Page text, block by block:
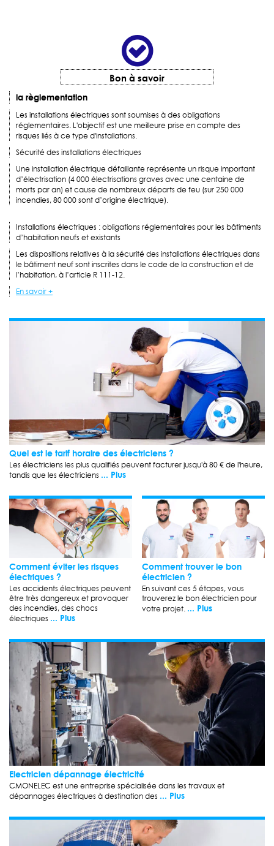
Bon à savoir
la règlementation
Les installations électriques sont soumises à des obligations
réglementaires. L'objectif est une meilleure prise en compte des
risques liés à ce type d'installations.
Sécurité des installations électriques
Une installation électrique défaillante représente un risque important
d’électrisation (4 000 électrisations graves avec une centaine de
morts par an) et cause de nombreux départs de feu (sur 250 000
incendies, 80 000 sont d’origine électrique).
Installations électriques : obligations réglementaires pour les bâtiments
d’habitation neufs et existants
Les dispositions relatives à la sécurité des installations électriques dans
le bâtiment neuf sont inscrites dans le code de la construction et de
l’habitation, à l’article R 111-12.
En savoir +
Quel est le tarif horaire des électriciens ?
Les électriciens les plus qualifiés peuvent facturer jusqu'à 80 € de l'heure,
tandis que les électriciens ... Plus
Comment éviter les risques
électriques ?
Les accidents électriques peuvent
être très dangereux et provoquer
des incendies, des chocs
électriques ... Plus
Comment trouver le bon
électricien ?
En suivant ces 5 étapes, vous
trouverez le bon électricien pour
votre projet. ... Plus
Electricien dépannage électricité
CMONELEC est une entreprise spécialisée dans les travaux et
dépannages électriques à destination des ... Plus